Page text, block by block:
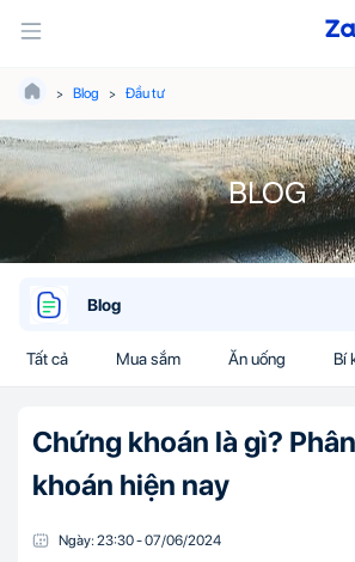
Blog Đầu tư
BLOG
Blog
Tất cả Mua sắm Ăn uống Bí
Chứng khoán là gì?
khoán hiện nay
Ngày: 23:30-07/06/2024